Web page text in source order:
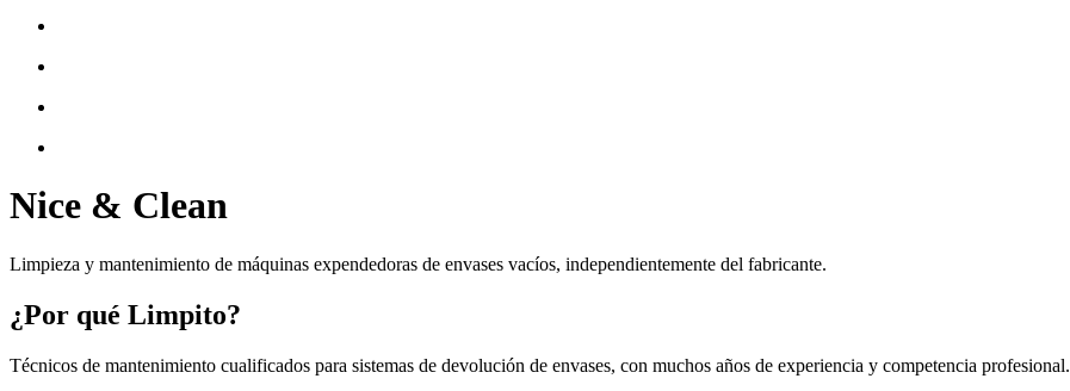
Nice & Clean
Limpieza y mantenimiento de máquinas expendedoras de envases vacíos, independientemente del fabricante.
¿Por qué Limpito?
Técnicos de mantenimiento cualificados para sistemas de devolución de envases, con muchos años de experiencia y competencia profesional.